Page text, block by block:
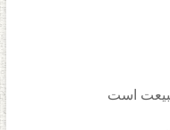
است